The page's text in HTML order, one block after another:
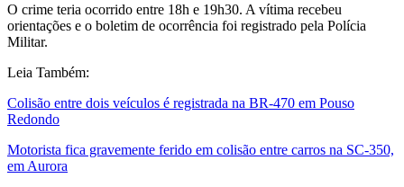
O crime teria ocorrido entre 18h e 19h30. A vítima recebeu
orientações e o boletim de ocorrência foi registrado pela Polícia
Militar.
Leia Também:
Colisão entre dois veículos é registrada na BR-470 em Pouso
Redondo
Motorista fica gravemente ferido em colisão entre carros na SC-350,
em Aurora